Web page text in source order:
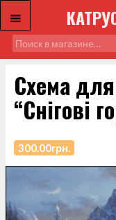
Схема
“Снігові
300.00грн.